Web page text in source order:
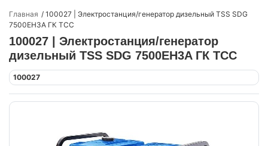
Главная
100027 | Электростанция/генератор дизельный TSS SDG
7500EH3A ГК ТСС
100027 | Электростанция/генератор
дизельный TSS SDG 7500EH3A ГК ТСС
100027